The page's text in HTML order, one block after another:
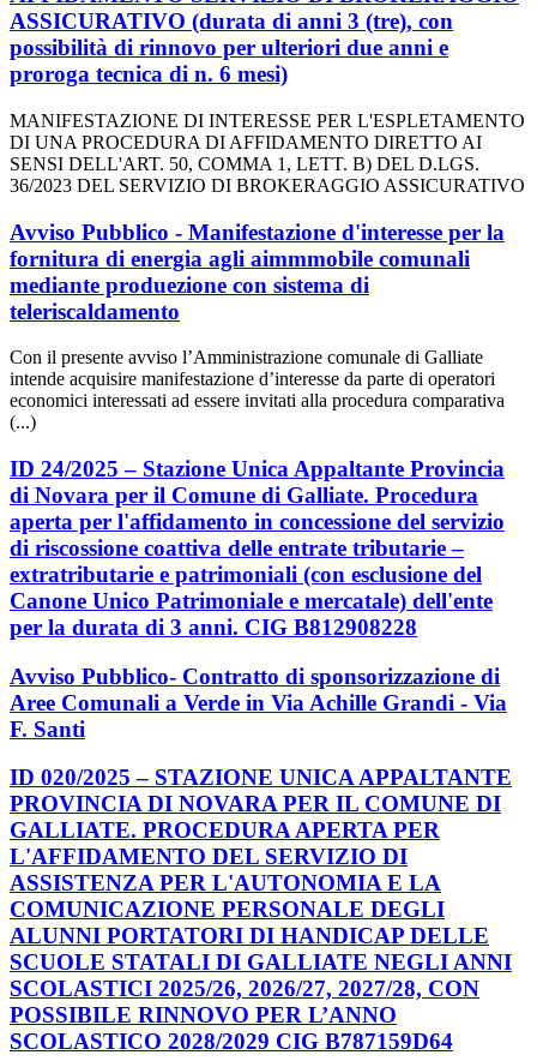
ASSICURATIVO (durata di anni 3 (tre), con
possibilità di rinnovo per ulteriori due anni e
proroga tecnica di n. 6 mesi)
MANIFESTAZIONE DI INTERESSE PER L'ESPLETAMENTO
DI UNA PROCEDURA DI AFFIDAMENTO DIRETTO AI
SENSI DELL'ART. 50, COMMA 1, LETT. B) DEL D.LGS.
36/2023 DEL SERVIZIO DI BROKERAGGIO ASSICURATIVO
Avviso Pubblico - Manifestazione d'interesse per la
fornitura di energia agli aimmmobile comunali
mediante produezione con sistema di
teleriscaldamento
Con il presente avviso l’Amministrazione comunale di Galliate
intende acquisire manifestazione d’interesse da parte di operatori
economici interessati ad essere invitati alla procedura comparativa
(...)
ID 24/2025 – Stazione Unica Appaltante Provincia
di Novara per il Comune di Galliate. Procedura
aperta per l'affidamento in concessione del servizio
di riscossione coattiva delle entrate tributarie –
extratributarie e patrimoniali (con esclusione del
Canone Unico Patrimoniale e mercatale) dell'ente
per la durata di 3 anni. CIG B812908228
Avviso Pubblico- Contratto di sponsorizzazione di
Aree Comunali a Verde in Via Achille Grandi - Via
F. Santi
ID 020/2025 – STAZIONE UNICA APPALTANTE
PROVINCIA DI NOVARA PER IL COMUNE DI
GALLIATE. PROCEDURA APERTA PER
L'AFFIDAMENTO DEL SERVIZIO DI
ASSISTENZA PER L'AUTONOMIA E LA
COMUNICAZIONE PERSONALE DEGLI
ALUNNI PORTATORI DI HANDICAP DELLE
SCUOLE STATALI DI GALLIATE NEGLI ANNI
SCOLASTICI 2025/26, 2026/27, 2027/28, CON
POSSIBILE RINNOVO PER L’ANNO
SCOLASTICO 2028/2029 CIG B787159D64